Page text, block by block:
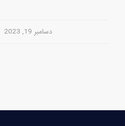
دسامبر 19, 2023 /